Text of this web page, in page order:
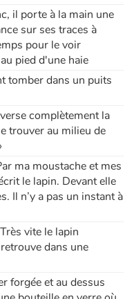
il porte à la main une
sur ses traces à
pour le voir
pied d'une haie
tomber dans un puits
complètement la
trouver au milieu de
ma moustache et mes
le lapin. Devant elle
Il n’y a pas un instant à
vite le lapin
dans une
forgée et au dessus